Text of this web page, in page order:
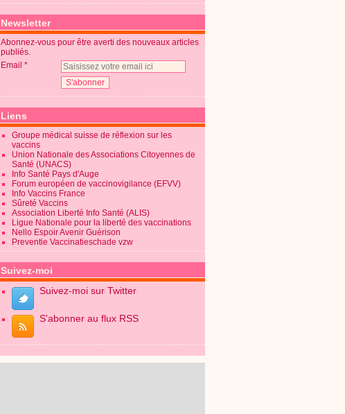
Newsletter
Abonnez-vous pour être averti des nouveaux articles
publiés.
Email
Liens
Groupe médical suisse de réflexion sur les
vaccins
Union Nationale des Associations Citoyennes de
Santé (UNACS)
Info Santé Pays d'Auge
Forum européen de vaccinovigilance (EFVV)
Info Vaccins France
Sûreté Vaccins
Association Liberté Info Santé (ALIS)
Ligue Nationale pour la liberté des vaccinations
Nello Espoir Avenir Guérison
Preventie Vaccinatieschade vzw
Suivez-moi
Suivez-moi sur Twitter
S'abonner au flux RSS